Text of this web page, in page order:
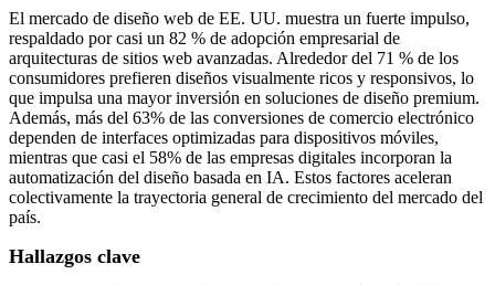
El mercado de diseño web de EE. UU. muestra un fuerte impulso,
respaldado por casi un 82 % de adopción empresarial de
arquitecturas de sitios web avanzadas. Alrededor del 71 % de los
consumidores prefieren diseños visualmente ricos y responsivos, lo
que impulsa una mayor inversión en soluciones de diseño premium.
Además, más del 63% de las conversiones de comercio electrónico
dependen de interfaces optimizadas para dispositivos móviles,
mientras que casi el 58% de las empresas digitales incorporan la
automatización del diseño basada en IA. Estos factores aceleran
colectivamente la trayectoria general de crecimiento del mercado del
país.
Hallazgos clave